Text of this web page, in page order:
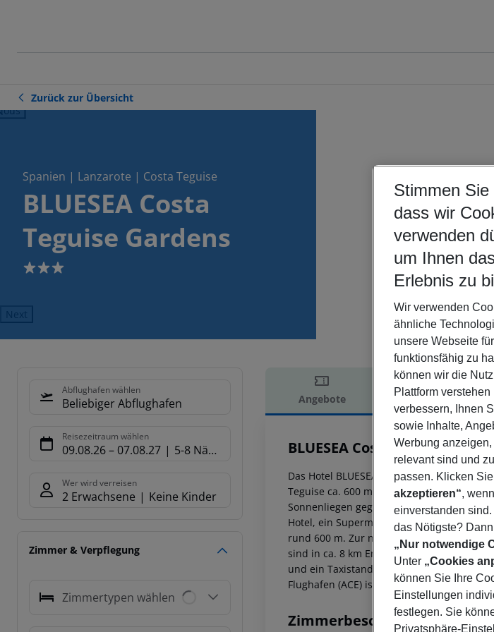
Zurück zur Übersicht
Spanien | Lanzarote | Costa Teguise
BLUESEA Costa
Teguise Gardens
3
Next
Abflughafen wählen
Beliebiger Abflughafen
Reisezeitraum wählen
09.08.26– 07.08.27 5-8 Nächte
Wer wird verreisen
2 Erwachsene Keine Kinder
Zimmer & Verpflegung
Zimmertypen wählen
Angebote
BLUESEA Costa Teguise
Das Hotel BLUESEA Costa Teguise
Teguise ca. 600 m). Der nächste Strand,
Sonnenliegen gegen Gebühr verfügbar.
Hotel, ein Supermarkt ist nach ca. 600 m
rund 600 m. Zur nächsten Diskothek
sind in ca. 8 km Entfernung zu finden.
und ein Taxistand (ca. 600 m). Zur
Flughafen (ACE) ist ca. 15 km entfernt.
Zimmerbeschreibung
Stimmen Sie
dass wir
verwenden
um Ihnen
Erlebnis zu
Wir verwenden
ähnliche
unsere Webseite
funktionsfähig zu
können wir die
Plattform verstehen
verbessern, Ihnen
sowie Inhalte,
Werbung
relevant sind und
passen. Klicken
akzeptieren“,
einverstanden
das Nötigste?
„Nur notwendige
Unter „Cookies
können Sie Ihre
Einstellungen
festlegen. Sie
Privatsphäre-